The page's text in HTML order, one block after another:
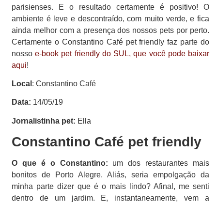
parisienses. E o resultado certamente é positivo! O
ambiente é leve e descontraído, com muito verde, e fica
ainda melhor com a presença dos nossos pets por perto.
Certamente o Constantino Café pet friendly faz parte do
nossoe-book pet friendly do SUL, que você pode baixar
aqui!
Local : Constantino Café
Data: 14/05/19
Jornalistinha pet: Ella
Constantino Café pet friendly
O que é o Constantino: um dos restaurantes mais
bonitos de Porto Alegre. Aliás, seria empolgação da
minha parte dizer que é o mais lindo? Afinal, me senti
dentro de um jardim. E, instantaneamente, vem a